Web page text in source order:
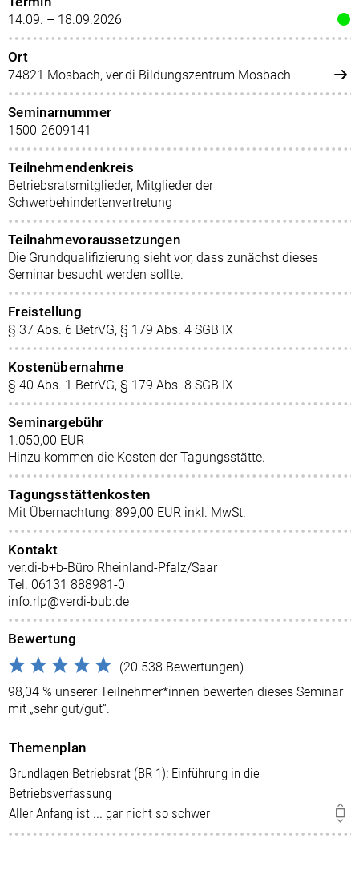
14.09. – 18.09.2026
Ort
74821 Mosbach, ver.di Bildungszentrum Mosbach
Seminarnummer
1500-2609141
Teilnehmendenkreis
Betriebsratsmitglieder, Mitglieder der
Schwerbehindertenvertretung
Teilnahmevoraussetzungen
Die Grundqualifizierung sieht vor, dass zunächst dieses
Seminar besucht werden sollte.
Freistellung
§ 37 Abs. 6 BetrVG, § 179 Abs. 4 SGB IX
Kostenübernahme
§ 40 Abs. 1 BetrVG, § 179 Abs. 8 SGB IX
Seminargebühr
1.050,00 EUR
Hinzu kommen die Kosten der Tagungsstätte.
Tagungsstättenkosten
Mit Übernachtung: 899,00 EUR inkl. MwSt.
Kontakt
ver.di-b+b-Büro Rheinland-Pfalz/Saar
Tel. 06131 888981-0
info.rlp@verdi-bub.de
Bewertung
(20.538 Bewertungen)
98,04 % unserer Teilnehmer*innen bewerten dieses Seminar
mit „sehr gut/gut“.
Themenplan
Grundlagen Betriebsrat (BR 1): Einführung in die
Betriebsverfassung
Aller Anfang ist ... gar nicht so schwer